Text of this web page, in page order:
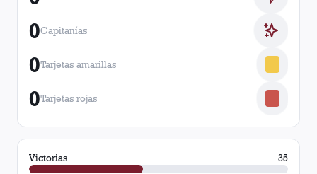
0Capitanías
0Tarjetas amarillas
0Tarjetas rojas
Victorias
35